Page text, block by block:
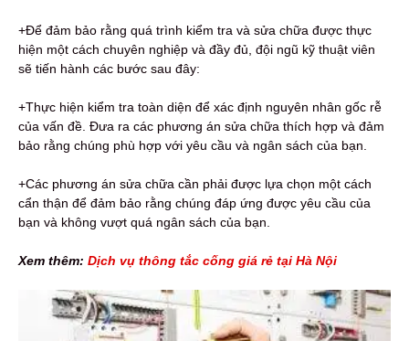
+Để đảm bảo rằng quá trình kiểm tra và sửa chữa được thực
hiện một cách chuyên nghiệp và đầy đủ, đội ngũ kỹ thuật viên
sẽ tiến hành các bước sau đây:
+Thực hiện kiểm tra toàn diện để xác định nguyên nhân gốc rễ
của vấn đề. Đưa ra các phương án sửa chữa thích hợp và đảm
bảo rằng chúng phù hợp với yêu cầu và ngân sách của bạn.
+Các phương án sửa chữa cần phải được lựa chọn một cách
cẩn thận để đảm bảo rằng chúng đáp ứng được yêu cầu của
bạn và không vượt quá ngân sách của bạn.
Xem thêm: Dịch vụ thông tắc cống giá rẻ tại Hà Nội